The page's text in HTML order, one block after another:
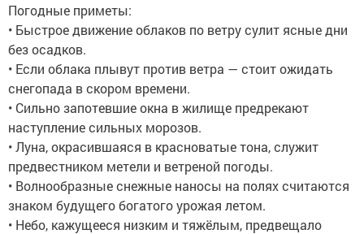
Погодные приметы:
• Быстрое движение облаков по ветру сулит ясные дни
без осадков.
• Если облака плывут против ветра — стоит ожидать
снегопада в скором времени.
• Сильно запотевшие окна в жилище предрекают
наступление сильных морозов.
• Луна, окрасившаяся в красноватые тона, служит
предвестником метели и ветреной погоды.
• Волнообразные снежные наносы на полях считаются
знаком будущего богатого урожая летом.
• Небо, кажущееся низким и тяжёлым, предвещало